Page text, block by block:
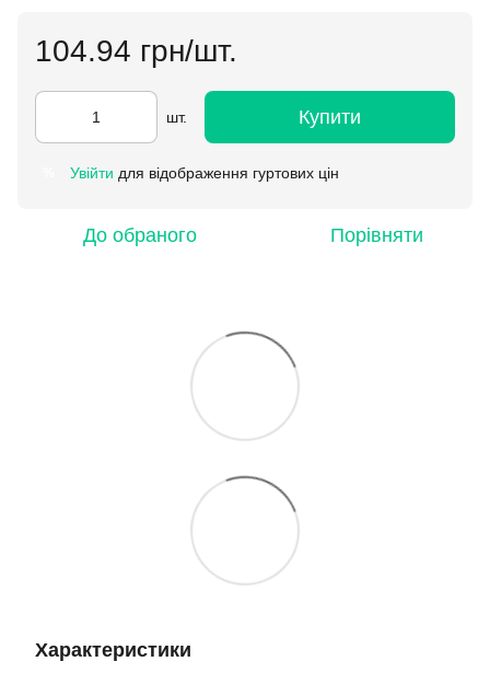
104.94 грн/шт.
шт. Купити
Увійти для відображення гуртових цін
До обраного Порівняти
Характеристики